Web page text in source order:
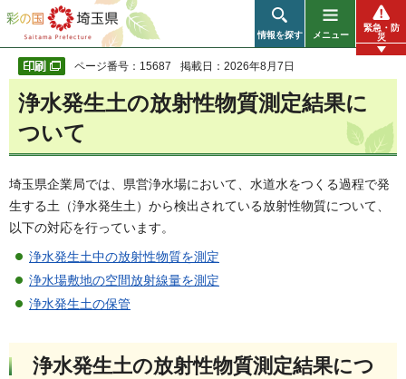
彩の国 埼玉県
情報を探す メニュー
緊急・防
災
ページ番号：15687 掲載日：2026年8月7日
浄水発生土の放射性物質測定結果に
ついて
埼玉県企業局では、県営浄水場において、水道水をつくる過程で発
生する土（浄水発生土）から検出されている放射性物質について、
以下の対応を行っています。
浄水発生土中の放射性物質を測定
浄水場敷地の空間放射線量を測定
浄水発生土の保管
浄水発生土の放射性物質測定結果につ